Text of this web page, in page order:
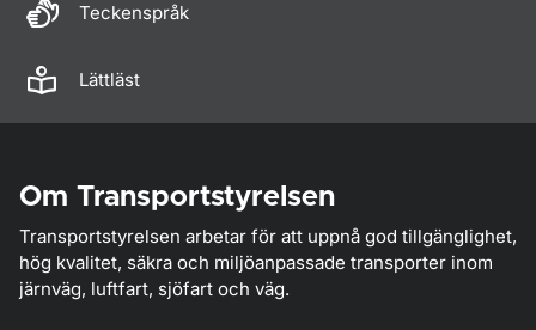
Teckenspråk
Lättläst
Om Transportstyrelsen
Transportstyrelsen arbetar för att uppnå god tillgänglighet,
hög kvalitet, säkra och miljöanpassade transporter inom
järnväg, luftfart, sjöfart och väg.